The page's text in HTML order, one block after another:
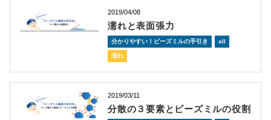
2019/04/08
濡れと表面張力
分かりやすい！ビーズミルの手引き all
濡れ
2019/03/11
分散の３要素とビーズミルの役割